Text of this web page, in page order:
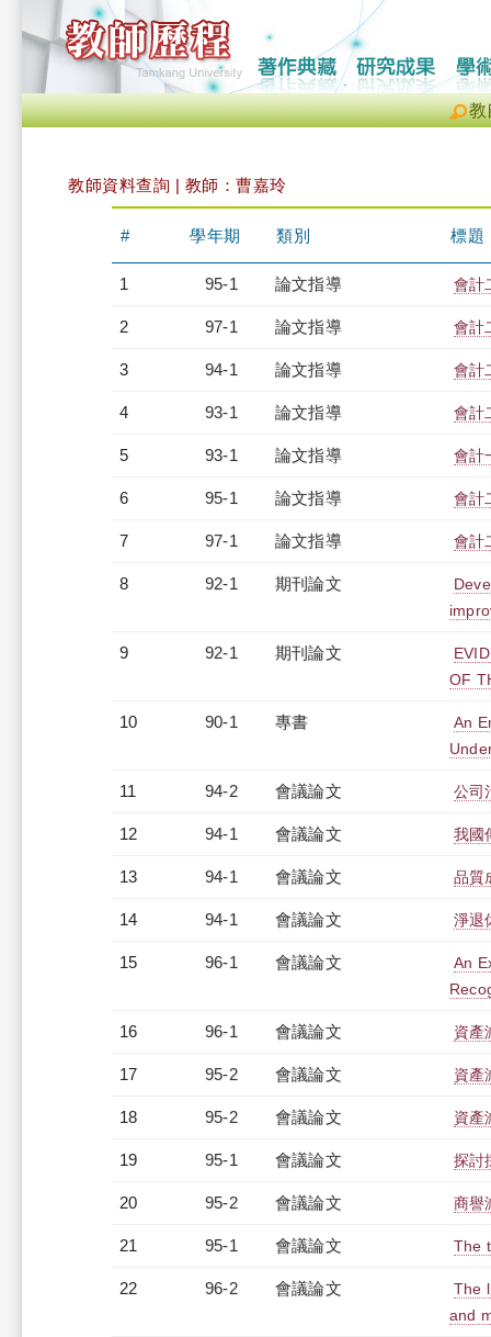
教
教師資料查詢 | 教師：曹嘉玲
# 學年期 類別 標題
1 95-1 論文指導 會計
2 97-1 論文指導 會計
3 94-1 論文指導 會計
4 93-1 論文指導 會計
5 93-1 論文指導 會計
6 95-1 論文指導 會計
7 97-1 論文指導 會計
8 92-1 期刊論文
9 92-1 期刊論文
OF
10 90-1 專書
An
11 94-2 會議論文 公司
12 94-1 會議論文 我國
13 94-1 會議論文 品質
14 94-1 會議論文 淨退
15 96-1 會議論文
An
16 96-1 會議論文 資產
17 95-2 會議論文 資產
18 95-2 會議論文 資產
19 95-1 會議論文 探討
20 95-2 會議論文 商譽
21 95-1 會議論文 The
22 96-2 會議論文
The
and